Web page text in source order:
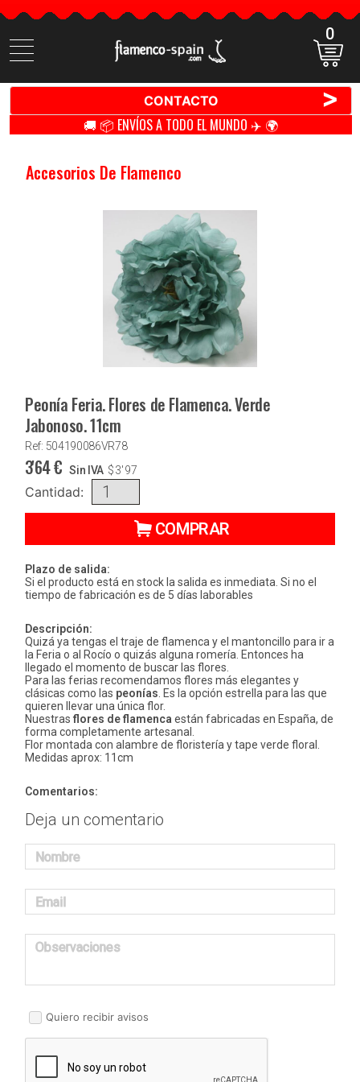
Buscar
productos
0
CONTACTO >
🚚 📦 ENVÍOS A TODO EL MUNDO ✈️ 🌍
Accesorios De Flamenco
Peonía Feria. Flores de Flamenca. Verde
Jabonoso. 11cm
Ref: 504190086VR78
3'64€ Sin IVA $3'97
Cantidad:
COMPRAR
Plazo de salida:
Si el producto está en stock la salida es inmediata. Si no el
tiempo de fabricación es de 5 días laborables
Descripción:
Quizá ya tengas el traje de flamenca y el mantoncillo para ir a
la Feria o al Rocío o quizás alguna romería. Entonces ha
llegado el momento de buscar las flores.
Para las ferias recomendamos flores más elegantes y
clásicas como las peonías . Es la opción estrella para las que
quieren llevar una única flor.
Nuestras flores de flamenca están fabricadas en España, de
forma completamente artesanal.
Flor montada con alambre de floristería y tape verde floral.
Medidas aprox: 11cm
Comentarios:
Deja un comentario
Nombre
Email
Observaciones
Quiero recibir avisos